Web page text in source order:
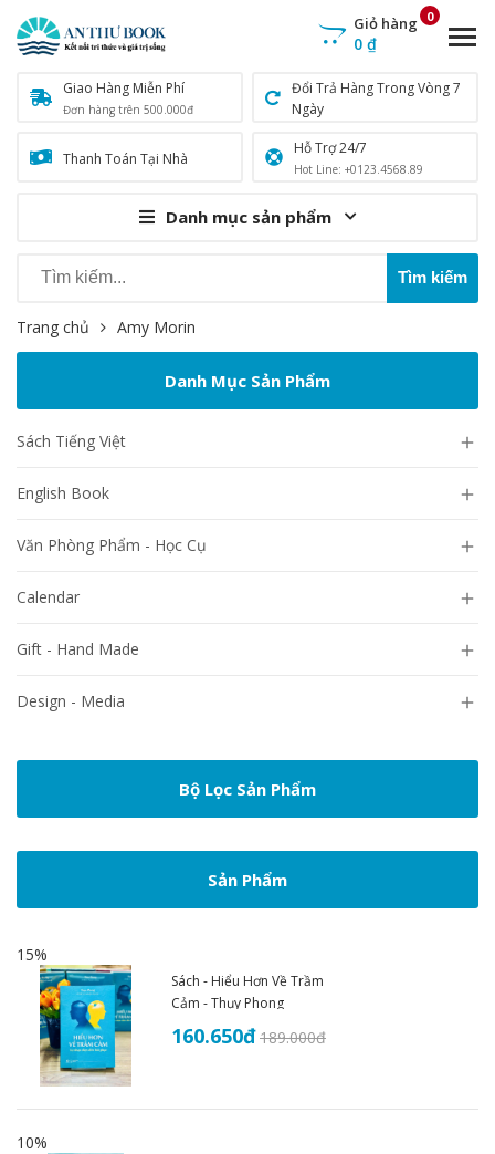
Giao Hàng Miễn Phí
Đơn hàng trên 500.000đ
Đổi Trả Hàng Trong Vòng 7
Ngày
Thanh Toán Tại Nhà
Hỗ Trợ 24/7
Hot Line: +0123.4568.89
Danh mục sản phẩm
Giỏ hàng
0 ₫
0
Trang chủ Amy Morin
Danh Mục Sản Phẩm
Sách Tiếng Việt 
English Book 
Văn Phòng Phẩm - Học Cụ 
Calendar 
Gift - Hand Made 
Design - Media 
Bộ Lọc Sản Phẩm
Sản Phẩm
15%
Sách - Hiểu Hơn Về Trầm
Cảm - Thụy Phong
160.650đ189.000đ
10%